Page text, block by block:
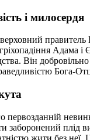
і милосердя
Адама
Він
Бога-
заборонений
жити без неї.